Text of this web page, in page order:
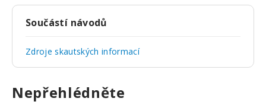
Součástí návodů
Zdroje skautských informací
Nepřehlédněte